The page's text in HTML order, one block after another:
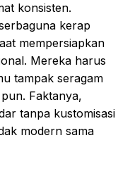
konsisten.
kerap
mempersiapkan
Mereka harus
tampak seragam
Faktanya,
tanpa kustomisasi
modern sama